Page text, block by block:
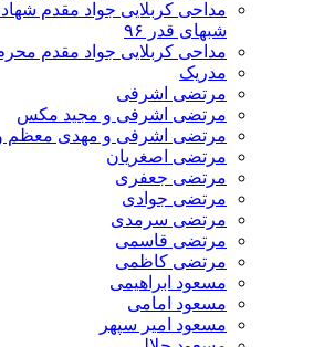
مداحی کربلایی جواد مقدم
شبهای قدر ۹۶
مداحی کربلایی جواد مقدم محرم
مدریک
مرتضی اشرفی
مرتضی اشرفی و مجید مکس
مرتضی اشرفی و مهدی معظم
مرتضی اصغریان
مرتضی جعفری
مرتضی جوادی
مرتضی سرمدی
مرتضی قاسمی
مرتضی کاظمی
مسعود ابراهیمی
مسعود امامی
مسعود امیر سپهر